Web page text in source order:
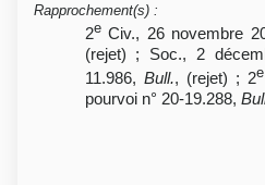
Rapprochement(s) :
2eCiv., 26 novembre
(rejet) ; Soc., 2
11.986, Bull., (rejet) ; 2e
pourvoi n° 20-19.288,